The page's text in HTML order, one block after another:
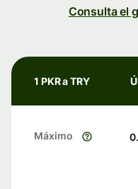
Consulta el
1 PKR a TRY
Máximo